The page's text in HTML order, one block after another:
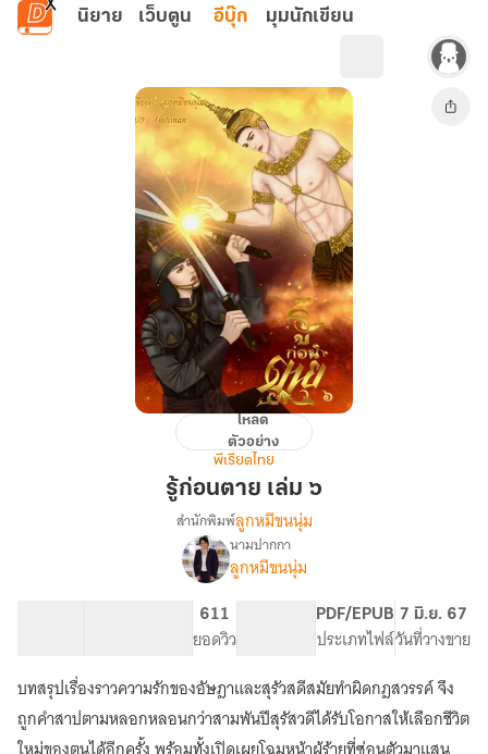
ข้ามไปยังเนื้อหาหลัก
นิยาย เว็บตูน อีบุ๊ก มุมนักเขียน
โหลด
ตัวอย่าง
พีเรียดไทย
รู้ก่อนตาย เล่ม ๖
เรื่อง
รู้
(มี
E-
Book)
สำนักพิมพ์ลูกหมีขนนุ่ม
นามปากกา
ลูกหมีขนนุ่ม
611
ยอดวิว
PDF/EPUB
ประเภทไฟล์
7 มิ.ย. 67
วันที่วางขาย
บทสรุปเรื่องราวความรักของอัษฎาและสุรัวสดีสมัยทำผิดกฎสวรรค์ จึง
ถูกคำสาปตามหลอกหลอนกว่าสามพันปีสุรัสวดีได้รับโอกาสให้เลือกชีวิต